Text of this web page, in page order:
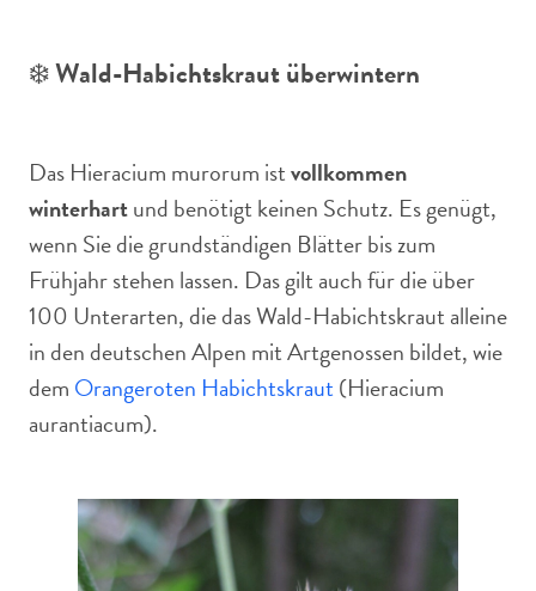
❄️Wald-Habichtskraut überwintern
Das Hieracium murorum istvollkommen
winterhartund benötigt keinen Schutz. Es genügt,
wenn Sie die grundständigen Blätter bis zum
Frühjahr stehen lassen. Das gilt auch für die über
100 Unterarten, die das Wald-Habichtskraut alleine
in den deutschen Alpen mit Artgenossen bildet, wie
dem Orangeroten Habichtskraut(Hieracium
aurantiacum).